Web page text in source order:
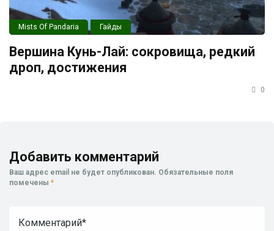
Mists Of Pandaria Гайды
Вершина Кунь-Лай: сокровища, редкий
дроп, достижения
0
Добавить комментарий
Ваш адрес email не будет опубликован. Обязательные поля
помечены *